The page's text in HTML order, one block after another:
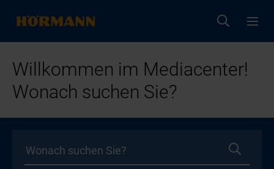
Willkommen im Mediacenter!
Wonach suchen Sie?